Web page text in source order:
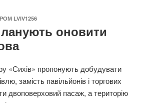
LVIV1256
оновити
«Сихів» пропонують добудувати
замість павільйонів і торгових
двоповерховий пасаж, а територію